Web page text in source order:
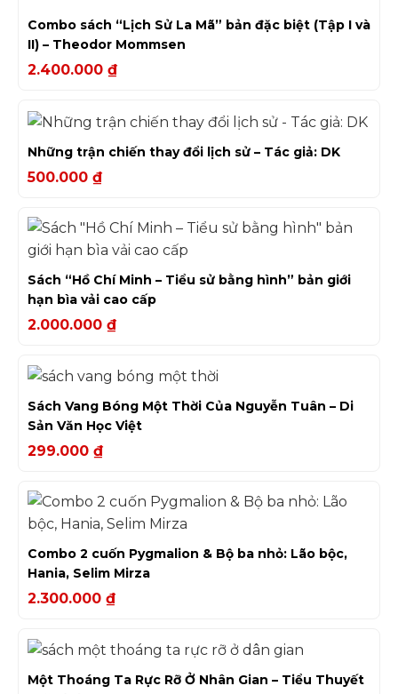
Combo sách “Lịch Sử La Mã” bản đặc biệt (Tập I và
II) – Theodor Mommsen
2.400.000 ₫
Những trận chiến thay đổi lịch sử – Tác giả: DK
500.000 ₫
Sách “Hồ Chí Minh – Tiểu sử bằng hình” bản giới
hạn bìa vải cao cấp
2.000.000 ₫
Sách Vang Bóng Một Thời Của Nguyễn Tuân – Di
Sản Văn Học Việt
299.000 ₫
Combo 2 cuốn Pygmalion & Bộ ba nhỏ: Lão bộc,
Hania, Selim Mirza
2.300.000 ₫
Một Thoáng Ta Rực Rỡ Ở Nhân Gian – Tiểu Thuyết